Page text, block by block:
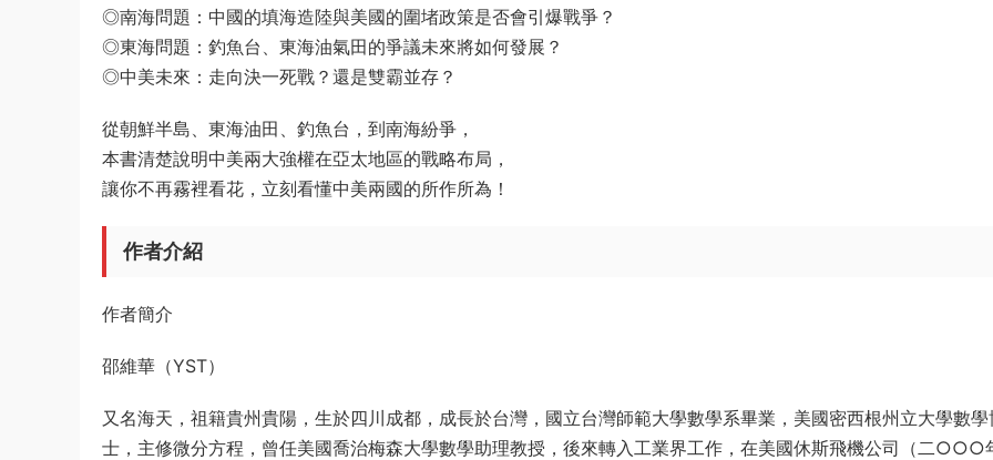
◎南海問題：中國的填海造陸與美國的圍堵政策是否會引爆戰爭？
◎東海問題：釣魚台、東海油氣田的爭議未來將如何發展？
◎中美未來：走向決一死戰？還是雙霸並存？
從朝鮮半島、東海油田、釣魚台，到南海紛爭，
本書清楚說明中美兩大強權在亞太地區的戰略布局，
讓你不再霧裡看花，立刻看懂中美兩國的所作所為！
作者介紹
作者簡介
邵維華（YST）
又名海天，祖籍貴州貴陽，生於四川成都，成長於台灣，國立台灣師範大學數學系畢業，美國密西根州立大學數學
士，主修微分方程，曾任美國喬治梅森大學數學助理教授，後來轉入工業界工作，在美國休斯飛機公司（二○○○